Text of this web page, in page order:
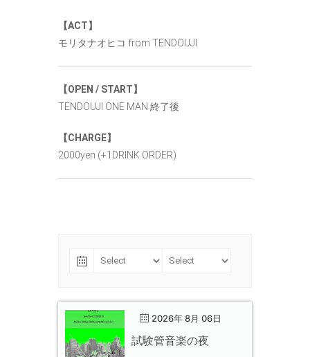
【ACT】
モリタナオヒコ from TENDOUJI
【OPEN / START】
TENDOUJI ONE MAN 終了後
【CHARGE】
2000yen (+1DRINK ORDER)
2026年 8月 06日
試験管音楽の夜